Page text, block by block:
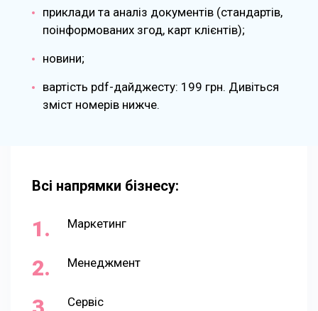
приклади та аналіз документів (стандартів,
поінформованих згод, карт клієнтів);
новини;
вартість pdf-дайджесту: 199 грн. Дивіться
зміст номерів нижче.
Всі напрямки бізнесу:
Маркетинг
Менеджмент
Сервіс